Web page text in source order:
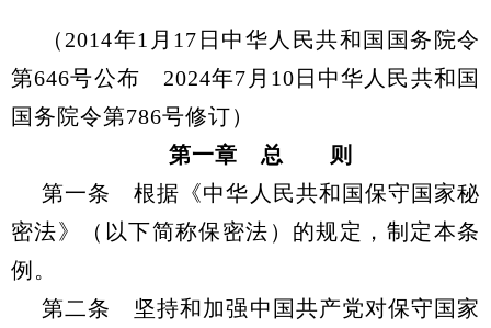
（2014年1月17日中华人民共和国国务院令
第646号公布 2024年7月10日中华人民共和国
国务院令第786号修订）
第一章 总 则
第一条 根据《中华人民共和国保守国家秘
密法》（以下简称保密法）的规定，制定本条
例。
第二条 坚持和加强中国共产党对保守国家